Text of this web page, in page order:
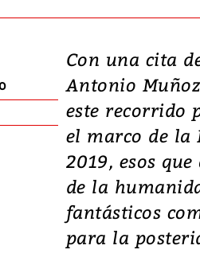
Con una cita
Antonio
este recorrido
el marco de la
2019, esos
de la
fantásticos
para la
deja
daños